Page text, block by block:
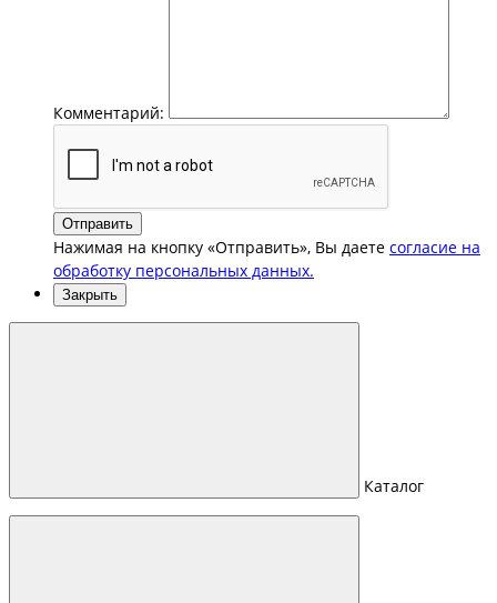
Комментарий:
Отправить
Нажимая на кнопку «Отправить», Вы даете согласие на
обработку персональных данных.
Закрыть
Каталог